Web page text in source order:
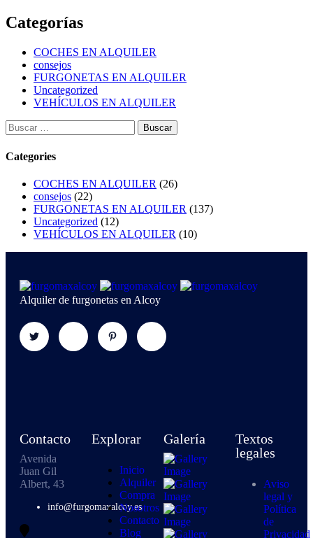
Categorías
COCHES EN ALQUILER
consejos
FURGONETAS EN ALQUILER
Uncategorized
VEHÍCULOS EN ALQUILER
Categories
COCHES EN ALQUILER (26)
consejos (22)
FURGONETAS EN ALQUILER (137)
Uncategorized (12)
VEHÍCULOS EN ALQUILER (10)
Alquiler de furgonetas en Alcoy
Contacto
Avenida
Juan Gil
Albert, 43
info@furgomaxalcoy.es
Explorar
Inicio
Alquiler
Compra
Nosotros
Contacto
Blog
Galería
Textos
legales
Aviso
legal y
Política
de
Privacidad